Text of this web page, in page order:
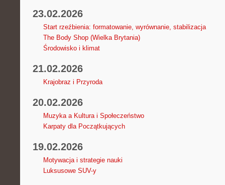
23.02.2026
Start rzeźbienia: formatowanie, wyrównanie, stabilizacja
The Body Shop (Wielka Brytania)
Środowisko i klimat
21.02.2026
Krajobraz i Przyroda
20.02.2026
Muzyka a Kultura i Społeczeństwo
Karpaty dla Początkujących
19.02.2026
Motywacja i strategie nauki
Luksusowe SUV-y